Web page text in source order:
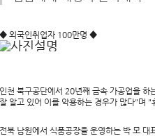
◆ 외국인취업자 100만명 ◆
인천 북구공단에서 20년째 금속 가공업을
잘 알고 있어 이를 악용하는 경우가 많다"며
전북 남원에서 식품공장을 운영하는 박 모